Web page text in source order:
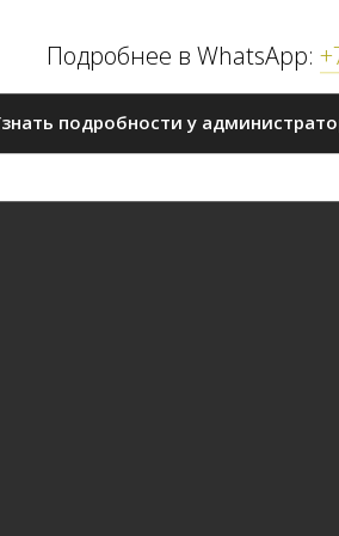
Подробнее в WhatsApp:
подробности у